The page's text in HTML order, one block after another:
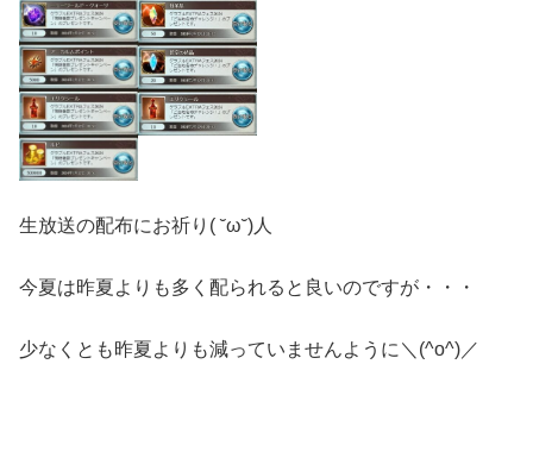
生放送の配布にお祈り( ˘ω˘)人
今夏は昨夏よりも多く配られると良いのですが・・・
少なくとも昨夏よりも減っていませんように＼(^o^)／